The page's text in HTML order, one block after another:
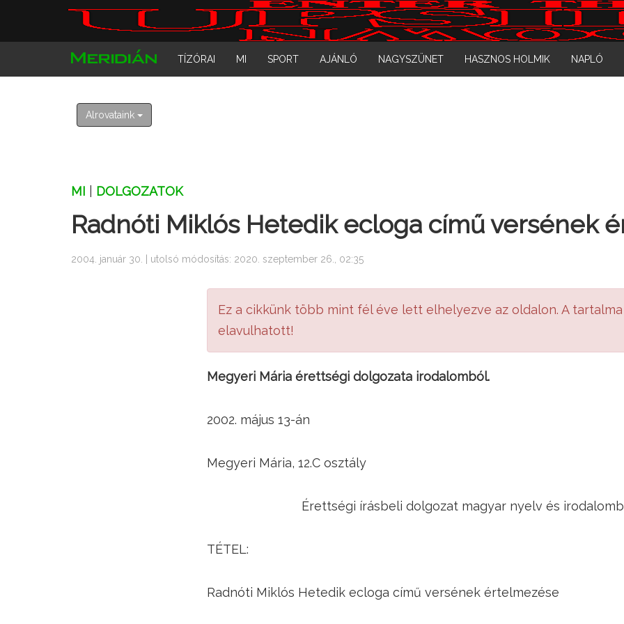
TÍZÓRAI MI SPORT AJÁNLÓ NAGYSZÜNET HASZNOS HOLMIK NAPLÓ
Alrovataink
MI DOLGOZATOK
Radnóti Miklós Hetedik ecloga című versének
2004. január 30. | utolsó módosítás: 2020. szeptember 26., 02:35
Ez a cikkünk több mint fél éve lett elhelyezve az oldalon. A
elavulhatott!
Megyeri Mária érettségi dolgozata irodalomból.
2002. május 13-án
Megyeri Mária, 12.C osztály
Érettségi írásbeli dolgozat magyar nyelv és
TÉTEL:
Radnóti Miklós Hetedik ecloga című versének értelmezése